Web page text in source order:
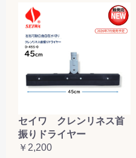
セイワ クレンリネス首
振りドライヤー
￥2,200